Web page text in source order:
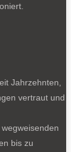
Jahrzehnten,
vertraut und
bis zu